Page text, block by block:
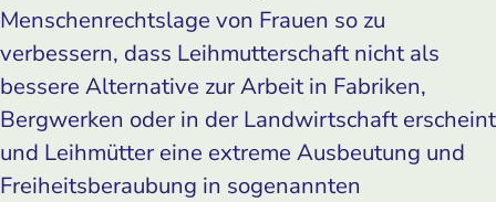
Menschenrechtslage von Frauen so zu
verbessern, dass Leihmutterschaft nicht als
bessere Alternative zur Arbeit in Fabriken,
Bergwerken oder in der Landwirtschaft erscheint
und Leihmütter eine extreme Ausbeutung und
Freiheitsberaubung in sogenannten